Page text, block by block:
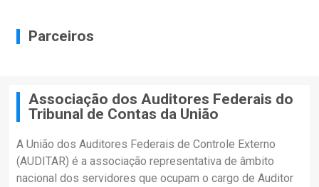
Parceiros
Associação dos Auditores Federais do
Tribunal de Contas da União
A União dos Auditores Federais de Controle Externo
(AUDITAR) é a associação representativa de âmbito
nacional dos servidores que ocupam o cargo de Auditor